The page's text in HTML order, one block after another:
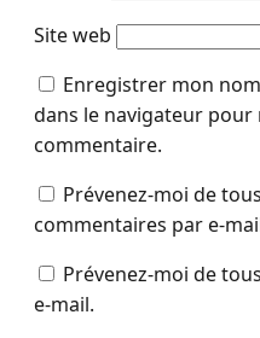
Site web
Enregistrer mon
dans le navigateur
commentaire.
Prévenez-moi de
commentaires par e-
Prévenez-moi de
e-mail.